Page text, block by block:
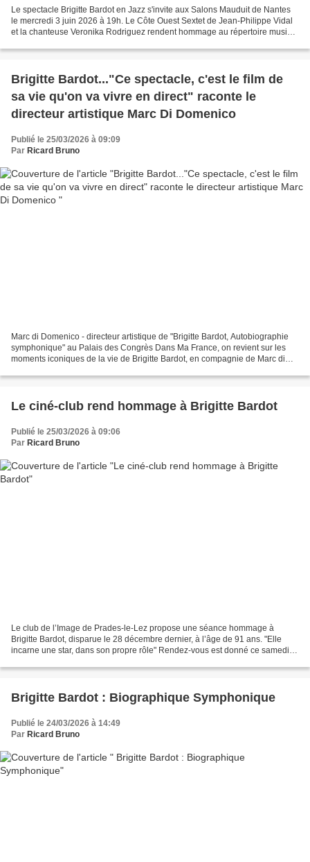
Le spectacle Brigitte Bardot en Jazz s'invite aux Salons Mauduit de Nantes
le mercredi 3 juin 2026 à 19h. Le Côte Ouest Sextet de Jean-Philippe Vidal
et la chanteuse Veronika Rodriguez rendent hommage au répertoire musical
Brigitte Bardot..."Ce spectacle, c'est le film de
sa vie qu'on va vivre en direct" raconte le
directeur artistique Marc Di Domenico
Publié le 25/03/2026 à 09:09
Par Ricard Bruno
Marc di Domenico - directeur artistique de "Brigitte Bardot, Autobiographie
symphonique" au Palais des Congrès Dans Ma France, on revient sur les
moments iconiques de la vie de Brigitte Bardot, en compagnie de Marc di
Le ciné-club rend hommage à Brigitte Bardot
Publié le 25/03/2026 à 09:06
Par Ricard Bruno
Le club de l’Image de Prades-le-Lez propose une séance hommage à
Brigitte Bardot, disparue le 28 décembre dernier, à l’âge de 91 ans. "Elle
incarne une star, dans son propre rôle" Rendez-vous est donné ce samedi
Brigitte Bardot : Biographique Symphonique
Publié le 24/03/2026 à 14:49
Par Ricard Bruno